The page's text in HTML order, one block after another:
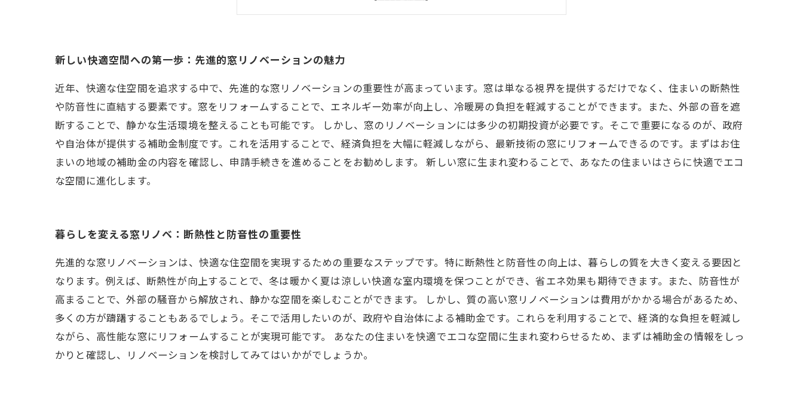
あなたの家も快適に変わる：窓リノベの成功事例
理想の住まいへ：先進的窓リノベがもたらす新しい可能性
新しい快適空間への第一歩：先進的窓リノベーションの魅力
近年、快適な住空間を追求する中で、先進的な窓リノベーションの重要性が高まっています。窓は単なる視界を提供するだけでなく、住まいの断熱性
や防音性に直結する要素です。窓をリフォームすることで、エネルギー効率が向上し、冷暖房の負担を軽減することができます。また、外部の音を遮
断することで、静かな生活環境を整えることも可能です。 しかし、窓のリノベーションには多少の初期投資が必要です。そこで重要になるのが、政府
や自治体が提供する補助金制度です。これを活用することで、経済負担を大幅に軽減しながら、最新技術の窓にリフォームできるのです。まずはお住
まいの地域の補助金の内容を確認し、申請手続きを進めることをお勧めします。 新しい窓に生まれ変わることで、あなたの住まいはさらに快適でエコ
な空間に進化します。
暮らしを変える窓リノベ：断熱性と防音性の重要性
先進的な窓リノベーションは、快適な住空間を実現するための重要なステップです。特に断熱性と防音性の向上は、暮らしの質を大きく変える要因と
なります。例えば、断熱性が向上することで、冬は暖かく夏は涼しい快適な室内環境を保つことができ、省エネ効果も期待できます。また、防音性が
高まることで、外部の騒音から解放され、静かな空間を楽しむことができます。 しかし、質の高い窓リノベーションは費用がかかる場合があるため、
多くの方が躊躇することもあるでしょう。そこで活用したいのが、政府や自治体による補助金です。これらを利用することで、経済的な負担を軽減し
ながら、高性能な窓にリフォームすることが実現可能です。 あなたの住まいを快適でエコな空間に生まれ変わらせるため、まずは補助金の情報をしっ
かりと確認し、リノベーションを検討してみてはいかがでしょうか。